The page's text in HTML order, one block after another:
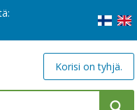
Korisi on tyhjä.